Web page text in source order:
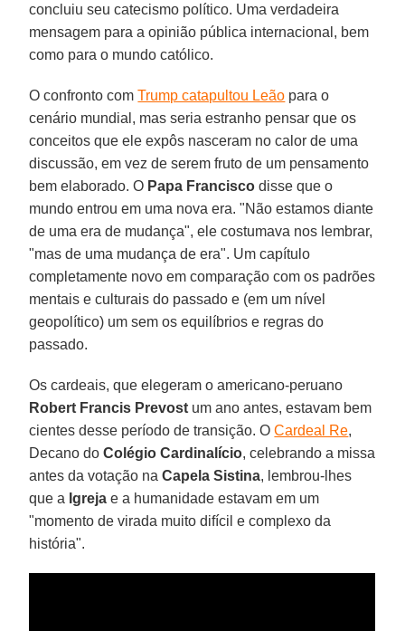
concluiu seu catecismo político. Uma verdadeira
mensagem para a opinião pública internacional, bem
como para o mundo católico.
O confronto comTrump catapultou Leão para o
cenário mundial, mas seria estranho pensar que os
conceitos que ele expôs nasceram no calor de uma
discussão, em vez de serem fruto de um pensamento
bem elaborado. O Papa Francisco disse que o
mundo entrou em uma nova era. "Não estamos diante
de uma era de mudança", ele costumava nos lembrar,
"mas de uma mudança de era". Um capítulo
completamente novo em comparação com os padrões
mentais e culturais do passado e (em um nível
geopolítico) um sem os equilíbrios e regras do
passado.
Os cardeais, que elegeram o americano-peruano
Robert Francis Prevost um ano antes, estavam bem
cientes desse período de transição. OCardeal Re,
Decano doColégio Cardinalício, celebrando a missa
antes da votação naCapela Sistina, lembrou-lhes
que a Igreja e a humanidade estavam em um
"momento de virada muito difícil e complexo da
história".